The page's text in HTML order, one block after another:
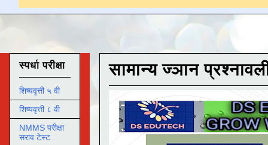
सामान्य ज्ञान
स्पर्धा परीक्षा
शिष्यवृत्ती ५ वी
शिष्यवृत्ती ८ वी
NMMS परीक्षा
सराव टेस्ट